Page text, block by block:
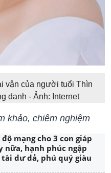
vận của người tuổi Thìn
danh - Ảnh: Internet
khảo, chiêm nghiệm
mạng cho 3 con giáp
nữa, hạnh phúc ngập
dư dả, phú quý giàu